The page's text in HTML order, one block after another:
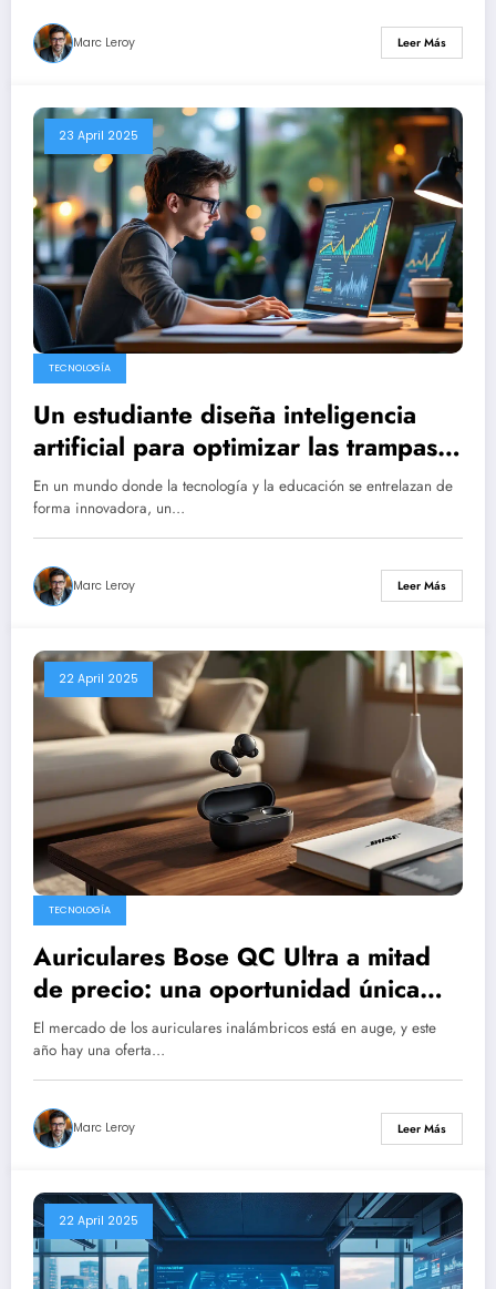
Marc Leroy Leer Más
23 April 2025
TECNOLOGÍA
Un estudiante diseña inteligencia
artificial para optimizar las trampas y
atrae 5,3 millones de dólares en
inversión.
En un mundo donde la tecnología y la educación se entrelazan de
forma innovadora, un…
Marc Leroy Leer Más
22 April 2025
TECNOLOGÍA
Auriculares Bose QC Ultra a mitad
de precio: una oportunidad única
para estos auriculares
verdaderamente inalámbricos con
una calificación de 8/10
El mercado de los auriculares inalámbricos está en auge, y este
año hay una oferta…
Marc Leroy Leer Más
22 April 2025